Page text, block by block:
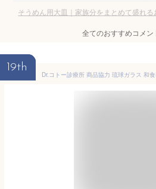
そうめん用大皿｜家族分をまとめて盛れる
全てのおすすめコメン
19th